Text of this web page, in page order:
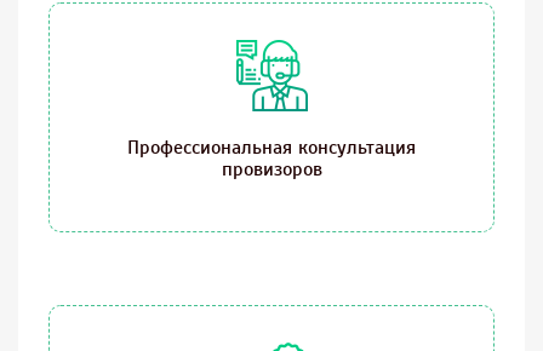
Профессиональная консультация
провизоров